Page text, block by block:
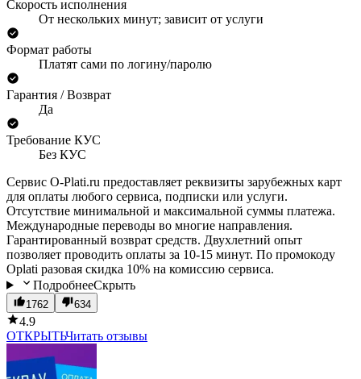
Скорость исполнения
От нескольких минут; зависит от услуги
Формат работы
Платят сами по логину/паролю
Гарантия / Возврат
Да
Требование КУС
Без КУС
Сервис O-Plati.ru предоставляет реквизиты зарубежных карт
для оплаты любого сервиса, подписки или услуги.
Отсутствие минимальной и максимальной суммы платежа.
Международные переводы во многие направления.
Гарантированный возврат средств. Двухлетний опыт
позволяет проводить оплаты за 10-15 минут. По промокоду
Oplati разовая скидка 10% на комиссию сервиса.
ПодробнееСкрыть
1762 634
4.9
ОТКРЫТЬЧитать отзывы